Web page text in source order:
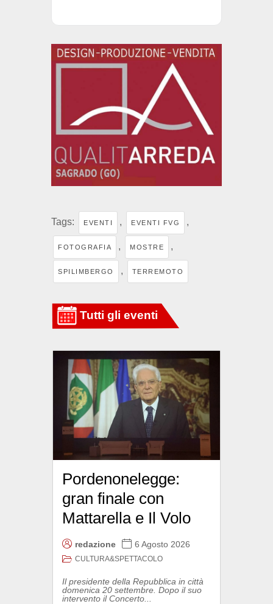
Tags: EVENTI , EVENTI FVG ,
FOTOGRAFIA , MOSTRE ,
SPILIMBERGO , TERREMOTO
Pordenonelegge:
gran finale con
Mattarella e Il Volo
redazione 6 Agosto 2026
CULTURA&SPETTACOLO
Il presidente della Repubblica in città
domenica 20 settembre. Dopo il suo
intervento il Concerto...